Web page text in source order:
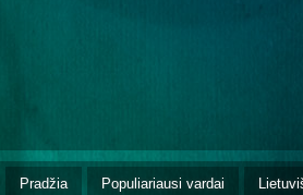
Pradžia Populiariausi vardai